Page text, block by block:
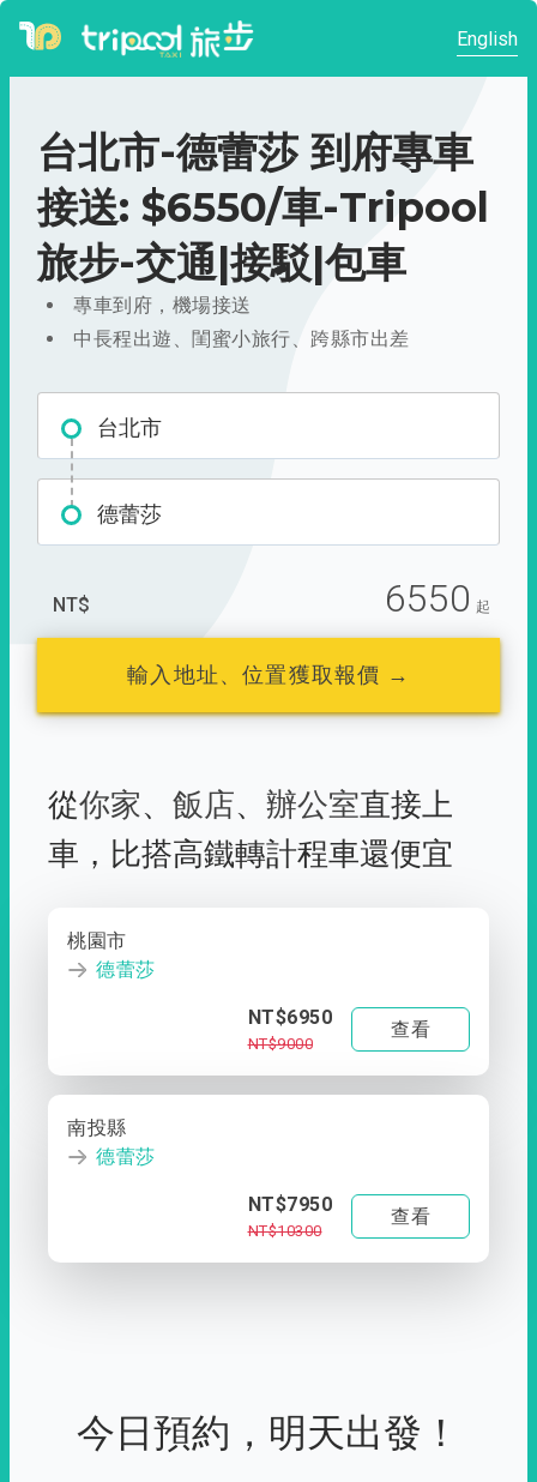
English
台北市-德蕾莎 到府專車
接送: $6550/車-Tripool
旅步-交通|接駁|包車
專車到府，機場接送
中長程出遊、閨蜜小旅行、跨縣市出差
台北市
德蕾莎
NT$ 6550 起
輸入地址、位置獲取報價 →
從你家、 飯店、 辦公室直接上
車， 比搭高鐵轉計程車還便宜
桃園市
德蕾莎
NT$6950
NT$9000
查看
南投縣
德蕾莎
NT$7950
NT$10300
查看
今日預約，明天出發！